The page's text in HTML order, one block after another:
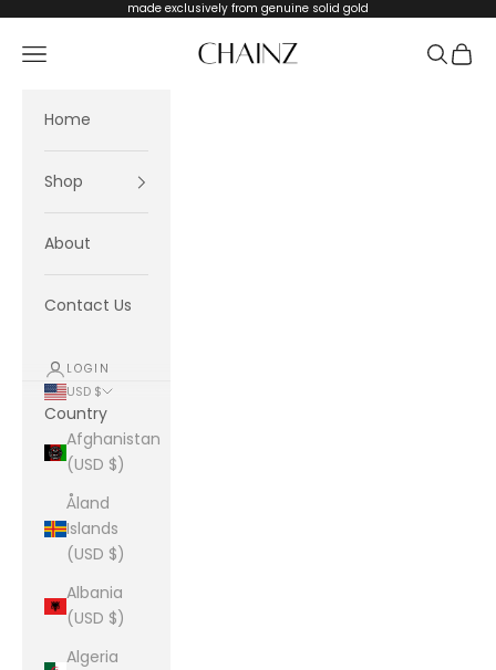
made exclusively from genuine solid gold
CHAINZ
Navigation menu Search
Cart
Home
Shop
About
Contact Us
LOGIN
USD $
Country
Afghanistan
(USD $)
Åland
Islands
(USD $)
Albania
(USD $)
Algeria